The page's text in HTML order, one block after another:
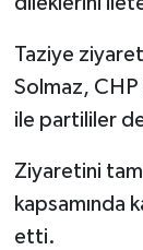
Taziye
Solmaz,
ile partililer de
Ziyaretini
kapsamında
etti.